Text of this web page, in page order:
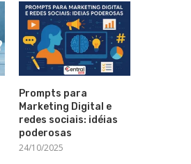
Prompts para
Marketing Digital e
redes sociais: idéias
poderosas
24/10/2025